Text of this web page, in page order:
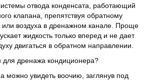
отвода конденсата, работающий
клапана, препятствуя обратному
или воздуха в дренажном канале. Проще
жидкость только вперед и не дает
двигаться в обратном направлении.
для дренажа кондиционера?
можно увидеть воочию, заглянув под